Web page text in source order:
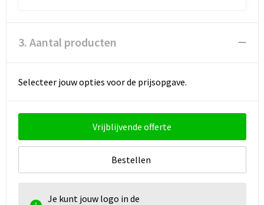
3. Aantal producten
Selecteer jouw opties voor de prijsopgave.
Vrijblijvende offerte
Bestellen
Je kunt jouw logo in de